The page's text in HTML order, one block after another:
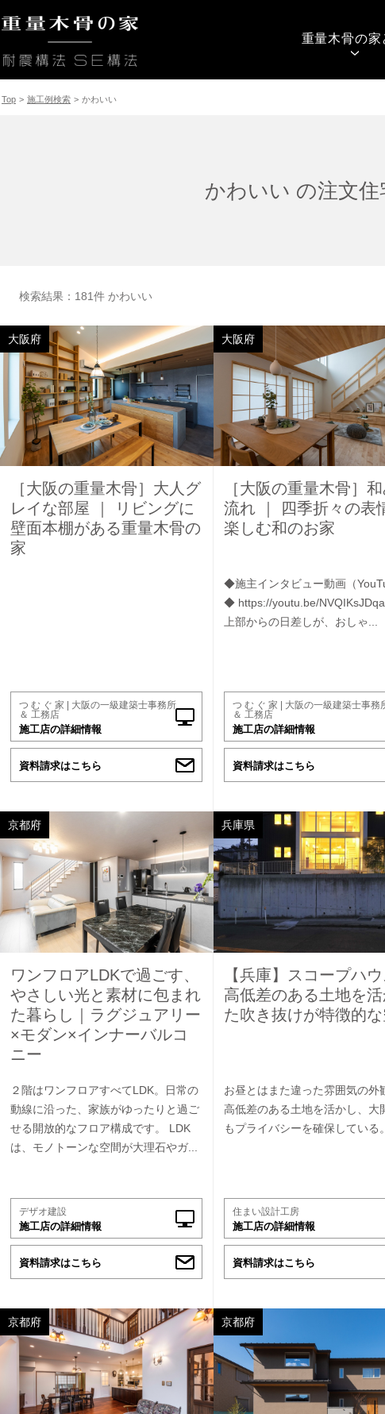
重量木骨の家
Top > 施工例検索 > かわいい
かわいい の注文住
検索結果：181件 かわいい
大阪府
［大阪の重量木骨］大人グ
レイな部屋 ｜ リビングに
壁面本棚がある重量木骨の
家
つ む ぐ 家 | 大阪の一級建築士事務所
＆ 工務店
施工店の詳細情報
資料請求はこちら
大阪府
［大阪の重量木骨］和
流れ ｜ 四季折々の表
楽しむ和のお家
◆施主インタビュー動画（
◆ https://youtu.be/
上部からの日差しが、おしゃ...
つ む ぐ 家 | 大阪の一級建築士事務
＆ 工務店
施工店の詳細情報
資料請求はこちら
京都府
ワンフロアLDKで過ごす、
やさしい光と素材に包まれ
た暮らし｜ラグジュアリー
×モダン×インナーバルコ
ニー
２階はワンフロアすべてLDK。日常の
動線に沿った、家族がゆったりと過ご
せる開放的なフロア構成です。 LDK
は、モノトーンな空間が大理石やガ...
デザオ建設
施工店の詳細情報
資料請求はこちら
兵庫県
【兵庫】スコープハ
高低差のある土地を活
た吹き抜けが特徴的な
お昼とはまた違った雰囲気の外
高低差のある土地を活かし、大
もプライバシーを確保している。
住まい設計工房
施工店の詳細情報
資料請求はこちら
京都府 京都府